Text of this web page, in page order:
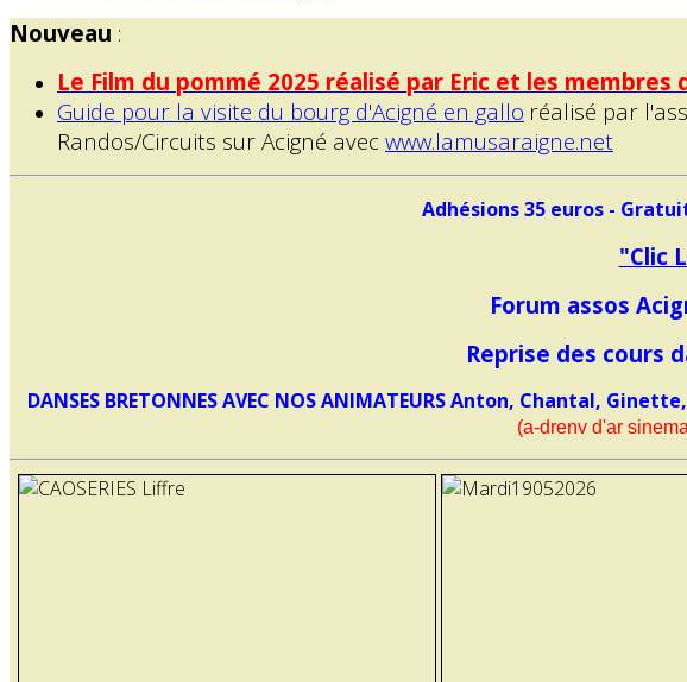
Nouveau :
Le Film du pommé 2025 réalisé par Eric et les membres
Guide pour la visite du bourg d'Acigné en gallo réalisé par
Randos/Circuits sur Acigné avec www.lamusaraigne.net
Adhésions 35 euros -
"Clic
Forum assos
Reprise des cours
DANSES BRETONNES AVEC NOS ANIMATEURS Anton, Chantal,
(a-drenv d'ar